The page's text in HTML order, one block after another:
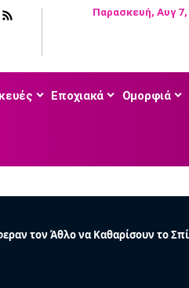
Παρασκευή, Αυγ
Εποχιακά Ομορφιά
τον Άθλο να Καθαρίσουν το